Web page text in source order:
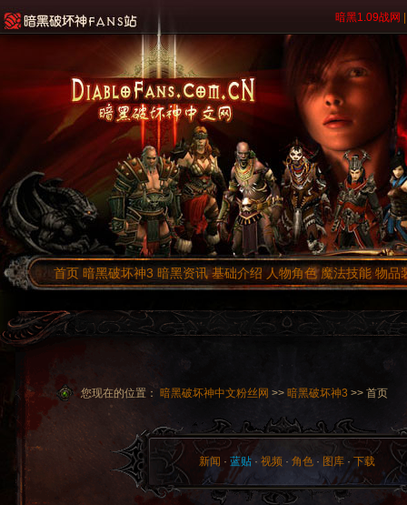
暗黑1.09战网
首页暗黑破坏神3 暗黑资讯基础介绍 人物角色魔法技能物品
您现在的位置： 暗黑破坏神中文粉丝网 >> 暗黑破坏神3 >> 首页
新闻 · 蓝贴 · 视频 · 角色 · 图库 · 下载